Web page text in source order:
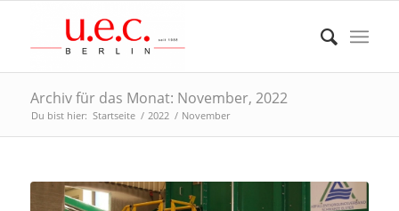
Archiv für das Monat: November, 2022
Du bist hier: Startseite / 2022 / November